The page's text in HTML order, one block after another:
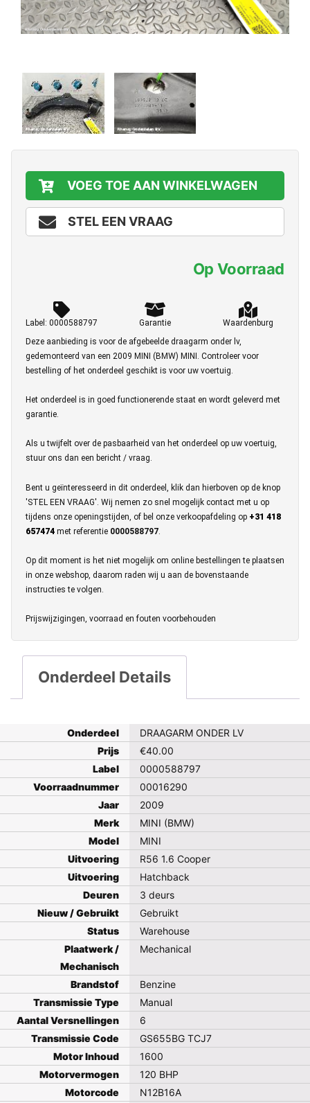
Op Voorraad
VOEG TOE AAN WINKELWAGEN
STEL EEN VRAAG
Label: 0000588797 Garantie
Waardenburg
Deze aanbieding is voor de afgebeelde draagarm onder lv,
gedemonteerd van een 2009 MINI (BMW) MINI. Controleer voor
bestelling of het onderdeel geschikt is voor uw voertuig.
Het onderdeel is in goed functionerende staat en wordt geleverd met
garantie.
Als u twijfelt over de pasbaarheid van het onderdeel op uw voertuig,
stuur ons dan een bericht / vraag.
Bent u geïnteresseerd in dit onderdeel, klik dan hierboven op de knop
'STEL EEN VRAAG'. Wij nemen zo snel mogelijk contact met u op
tijdens onze openingstijden, of bel onze verkoopafdeling op +31 418
657474 met referentie 0000588797.
Op dit moment is het niet mogelijk om online bestellingen te plaatsen
in onze webshop, daarom raden wij u aan de bovenstaande
instructies te volgen.
Prijswijzigingen, voorraad en fouten voorbehouden
Onderdeel Details
Onderdeel
DRAAGARM ONDER LV
Prijs
€40.00
Label
0000588797
Voorraadnummer
00016290
Jaar
2009
Merk
MINI (BMW)
Model
MINI
Uitvoering
R56 1.6 Cooper
Uitvoering
Hatchback
Deuren
3 deurs
Nieuw / Gebruikt
Gebruikt
Status
Warehouse
Plaatwerk /
Mechanisch
Mechanical
Brandstof
Benzine
Transmissie Type
Manual
Aantal Versnellingen
6
Transmissie Code
GS655BG TCJ7
Motor Inhoud
1600
Motorvermogen
120 BHP
Motorcode
N12B16A